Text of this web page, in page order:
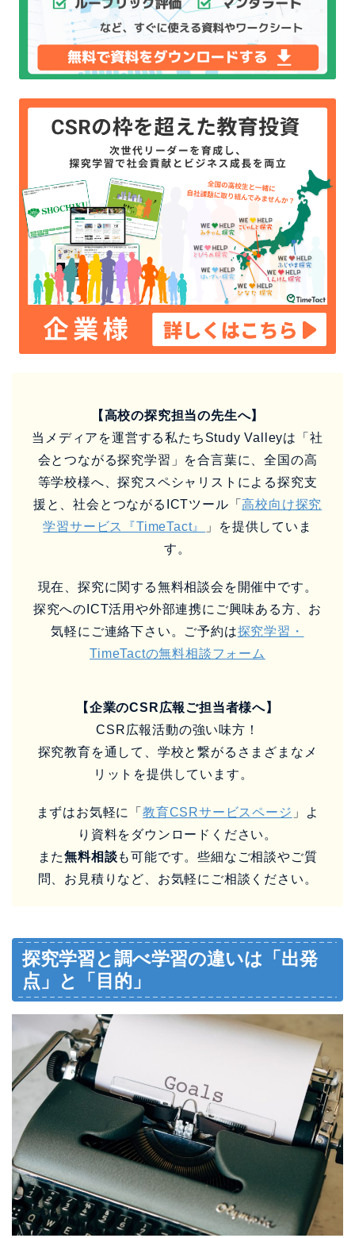
【高校の探究担当の先生へ】
当メディアを運営する私たちStudy Valleyは「社
会とつながる探究学習」を合言葉に、全国の高
等学校様へ、探究スペシャリストによる探究支
援と、社会とつながるICTツール「高校向け探究
学習サービス『TimeTact』
」を提供していま
す。
現在、探究に関する無料相談会を開催中です。
探究へのICT活用や外部連携にご興味ある方、お
気軽にご連絡下さい。ご予約は探究学習・
TimeTactの無料相談フォーム
【企業のCSR広報ご担当者様へ】
CSR広報活動の強い味方！
探究教育を通して、学校と繋がるさまざまなメ
リットを提供しています。
まずはお気軽に「教育CSRサービスページ 」よ
り資料をダウンロードください。
また無料相談も可能です。些細なご相談やご質
問、お見積りなど、お気軽にご相談ください。
探究学習と調べ学習の違いは「出発
点」と「目的」